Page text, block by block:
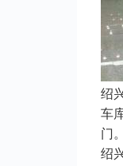
绍
车
门
绍